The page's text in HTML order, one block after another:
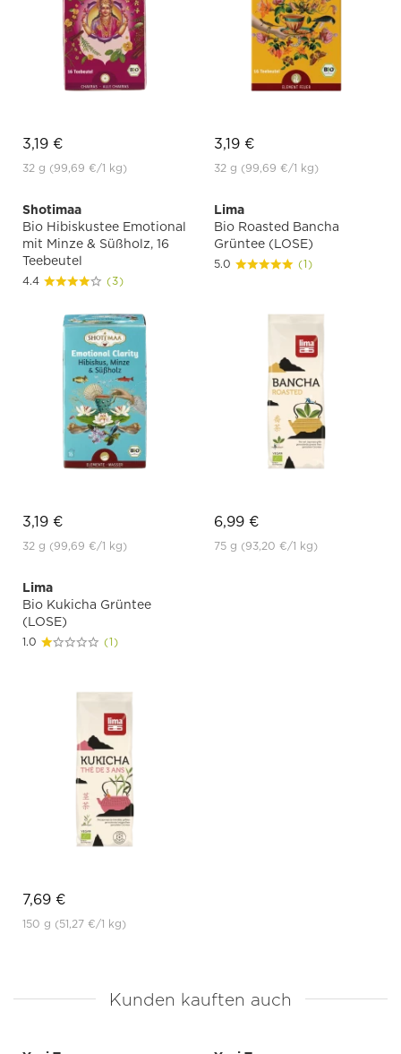
3,19 €
32 g (99,69 €/1 kg)
3,19 €
32 g (99,69 €/1 kg)
Shotimaa
Bio Hibiskustee Emotional
mit Minze & Süßholz, 16
Teebeutel
4.4 (3)
3,19 €
32 g (99,69 €/1 kg)
Lima
Bio Roasted Bancha
Grüntee (LOSE)
5.0 (1)
6,99 €
75 g (93,20 €/1 kg)
Lima
Bio Kukicha Grüntee
(LOSE)
1.0 (1)
7,69 €
150 g (51,27 €/1 kg)
Kunden kauften auch